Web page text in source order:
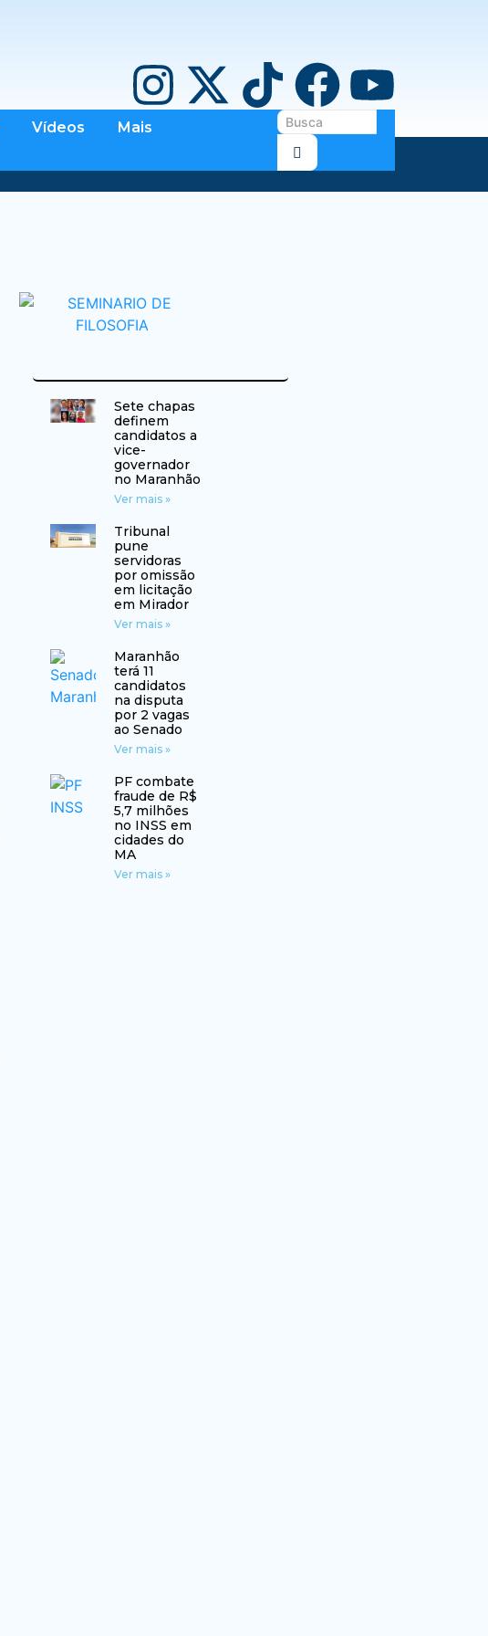
Vídeos Mais
Sete chapas
definem
candidatos a
vice-
governador
no Maranhão
Ver mais »
Tribunal
pune
servidoras
por omissão
em licitação
em Mirador
Ver mais »
Maranhão
terá 11
candidatos
na disputa
por 2 vagas
ao Senado
Ver mais »
PF combate
fraude de R$
5,7 milhões
no INSS em
cidades do
MA
Ver mais »